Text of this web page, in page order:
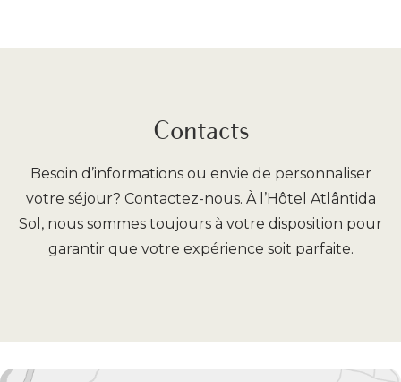
Contacts
Besoin d’informations ou envie de personnaliser
votre séjour? Contactez-nous. À l’Hôtel Atlântida
Sol, nous sommes toujours à votre disposition pour
garantir que votre expérience soit parfaite.